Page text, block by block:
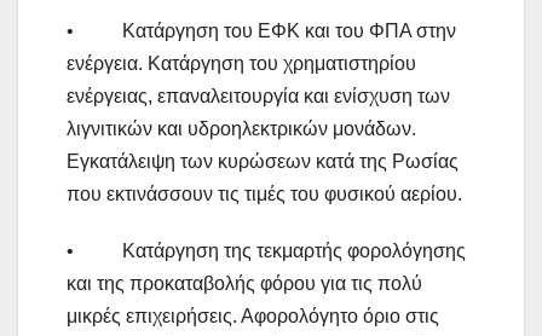
• Κατάργηση του ΕΦΚ και του ΦΠΑ στην
ενέργεια. Κατάργηση του χρηματιστηρίου
ενέργειας, επαναλειτουργία και ενίσχυση των
λιγνιτικών και υδροηλεκτρικών μονάδων.
Εγκατάλειψη των κυρώσεων κατά της Ρωσίας
που εκτινάσσουν τις τιμές του φυσικού αερίου.
• Κατάργηση της τεκμαρτής φορολόγησης
και της προκαταβολής φόρου για τις πολύ
μικρές επιχειρήσεις. Αφορολόγητο όριο στις